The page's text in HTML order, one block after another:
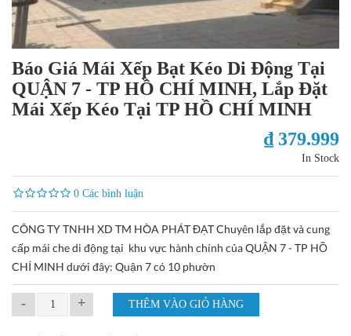
Báo Giá Mái Xếp Bạt Kéo Di Động Tại
QUẬN 7 - TP HỒ CHÍ MINH, Lắp Đặt
Mái Xếp Kéo Tại TP HỒ CHÍ MINH
₫ 379.999
In Stock
0 Các bình luận
CÔNG TY TNHH XD TM HÒA PHÁT ĐẠT Chuyên lắp đặt và cung
cấp mái che di động tại khu vực hành chính của QUẬN 7 - TP HỒ
CHÍ MINH dưới đây: Quận 7 có 10 phườn
- +